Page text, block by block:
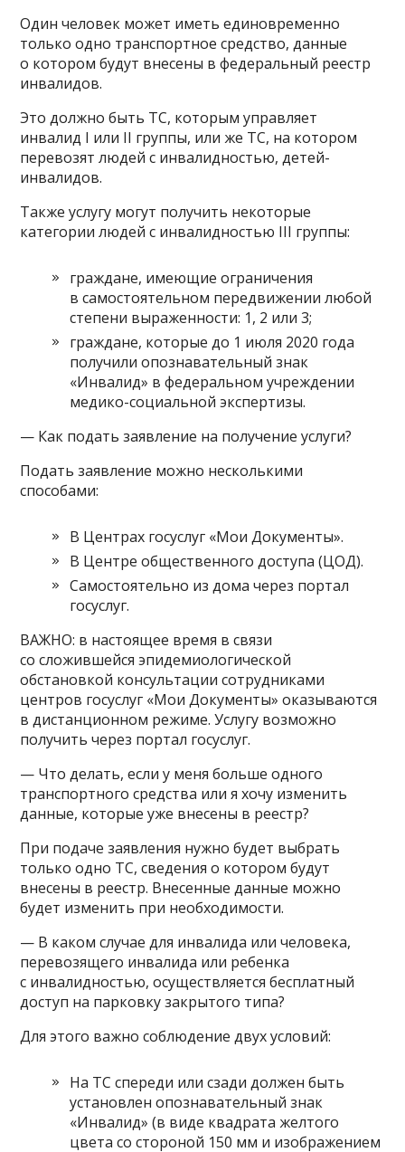
Один человек может иметь единовременно
только одно транспортное средство, данные
о котором будут внесены в федеральный реестр
инвалидов.
Это должно быть ТС, которым управляет
инвалид I или II группы, или же ТС, на котором
перевозят людей с инвалидностью, детей-
инвалидов.
Также услугу могут получить некоторые
категории людей с инвалидностью III группы:
граждане, имеющие ограничения
в самостоятельном передвижении любой
степени выраженности: 1, 2 или 3;
граждане, которые до 1 июля 2020 года
получили опознавательный знак
«Инвалид» в федеральном учреждении
медико-социальной экспертизы.
— Как подать заявление на получение услуги?
Подать заявление можно несколькими
способами:
В Центрах госуслуг «Мои Документы».
В Центре общественного доступа (ЦОД).
Самостоятельно из дома через портал
госуслуг.
ВАЖНО: в настоящее время в связи
со сложившейся эпидемиологической
обстановкой консультации сотрудниками
центров госуслуг «Мои Документы» оказываются
в дистанционном режиме. Услугу возможно
получить через портал госуслуг.
— Что делать, если у меня больше одного
транспортного средства или я хочу изменить
данные, которые уже внесены в реестр?
При подаче заявления нужно будет выбрать
только одно ТС, сведения о котором будут
внесены в реестр. Внесенные данные можно
будет изменить при необходимости.
— В каком случае для инвалида или человека,
перевозящего инвалида или ребенка
с инвалидностью, осуществляется бесплатный
доступ на парковку закрытого типа?
Для этого важно соблюдение двух условий:
На ТС спереди или сзади должен быть
установлен опознавательный знак
«Инвалид» (в виде квадрата желтого
цвета со стороной 150 мм и изображением